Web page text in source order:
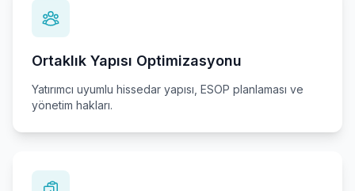
Ortaklık Yapısı Optimizasyonu
Yatırımcı uyumlu hissedar yapısı, ESOP planlaması ve
yönetim hakları.